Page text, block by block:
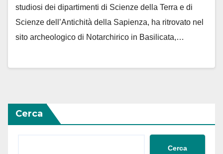
studiosi dei dipartimenti di Scienze della Terra e di
Scienze dell’Antichità della Sapienza, ha ritrovato nel
sito archeologico di Notarchirico in Basilicata,…
Cerca
Cerca